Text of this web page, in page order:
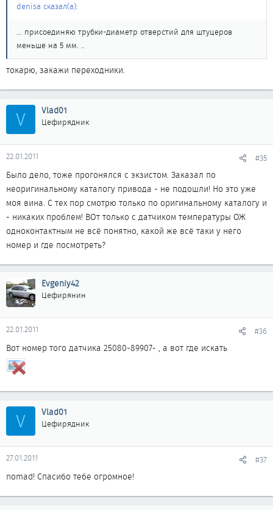
denisa сказал(а):
... присоединяю трубки-диаметр отверстий для штуцеров
меньше на 5 мм. ..
токарю, закажи переходники.
V Vlad01
Цефирядник
22.01.2011 #35
Было дело, тоже прогонялся с экзистом. Заказал по
неоригинальному каталогу привода - не подошли! Но это уже
моя вина. С тех пор смотрю только по оригинальному каталогу и
- никаких проблем! ВОт только с датчиком температуры ОЖ
одноконтактным не всё понятно, какой же всё таки у него
номер и где посмотреть?
Evgeniy42
Цефирянин
22.01.2011 #36
Вот номер того датчика 25080-89907- , а вот где искать
V Vlad01
Цефирядник
27.01.2011 #37
nomad! Спасибо тебе огромное!